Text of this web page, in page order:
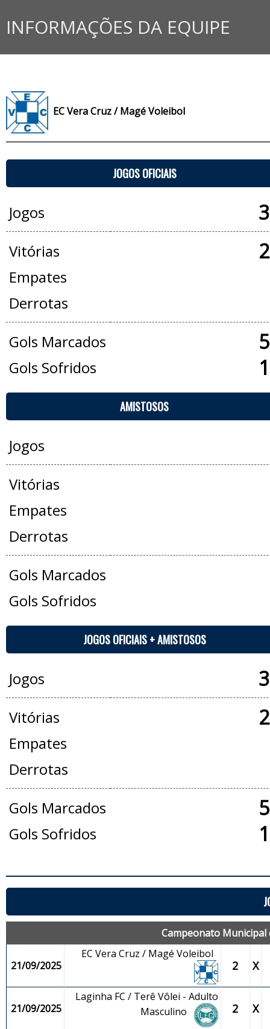
INFORMAÇÕES DA EQUIPE
EC Vera Cruz / Magé Voleibol
JOGOS OFICIAIS
Jogos
Vitórias
Empates
Derrotas
Gols Marcados
Gols Sofridos
AMISTOSOS
Jogos
Vitórias
Empates
Derrotas
Gols Marcados
Gols Sofridos
JOGOS OFICIAIS + AMISTOSOS
Jogos
Vitórias
Empates
Derrotas
Gols Marcados
Gols Sofridos
Campeonato Municipal
21/09/2025
EC Vera Cruz / Magé Voleibol
2 X
21/09/2025
Laginha FC / Terê Vôlei - Adulto
Masculino
2 X